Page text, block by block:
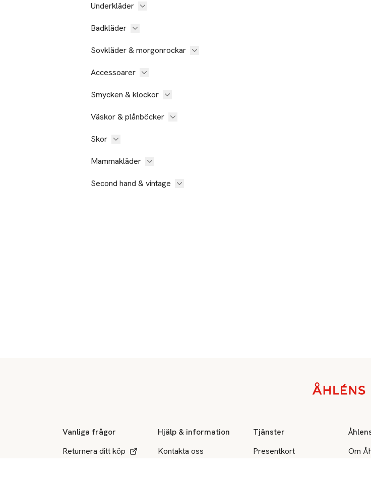
Underkläder
Badkläder
Sovkläder & morgonrockar
Accessoarer
Smycken & klockor
Väskor & plånböcker
Skor
Mammakläder
Second hand & vintage
Vanliga frågor
Returnera ditt köp
Hjälp & information
Kontakta oss
Tjänster
Presentkort
Om